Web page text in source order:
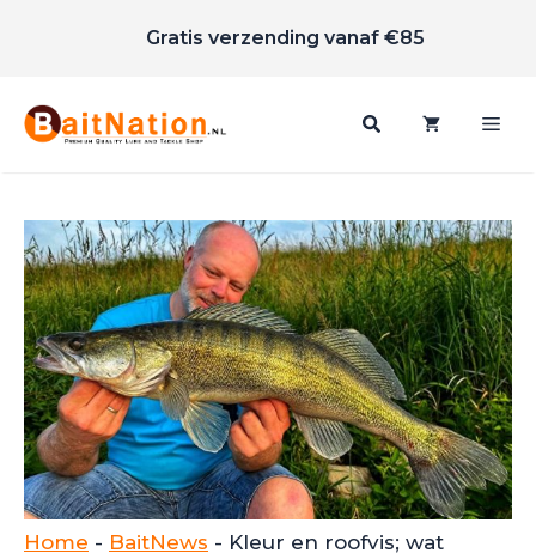
inhoud
Gratis verzending vanaf €85
Home - BaitNews - Kleur en roofvis; wat